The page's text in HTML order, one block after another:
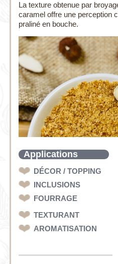
La texture obtenue par
caramel offre une perception
praliné en bouche.
Applications
DÉCOR / TOPPING
INCLUSIONS
FOURRAGE
TEXTURANT
AROMATISATION